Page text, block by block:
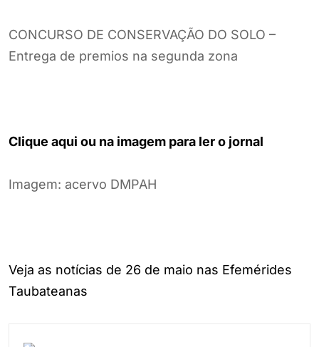
CONCURSO DE CONSERVAÇÃO DO SOLO –
Entrega de premios na segunda zona
Clique aqui ou na imagem para ler o jornal
Imagem: acervo DMPAH
Veja as notícias de 26 de maio nas Efemérides
Taubateanas